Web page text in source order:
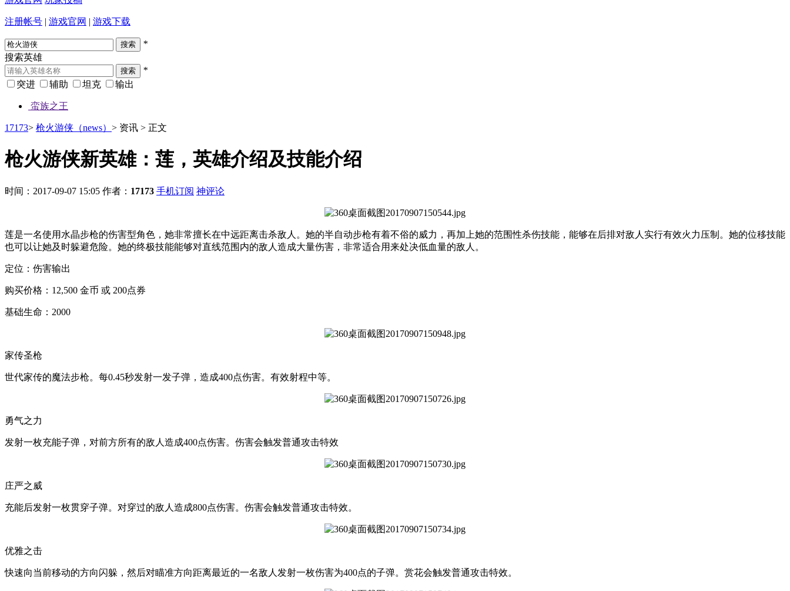
注册帐号 | 游戏官网 | 游戏下载
*
搜索英雄
*
突进
辅助 坦克 输出
蛮族之王
17173> 枪火游侠（news） > 资讯 > 正文
枪火游侠新英雄：莲，英雄介绍及技能介绍
时间：2017-09-07 15:05 作者： 17173 手机订阅 神评论
莲是一名使用水晶步枪的伤害型角色，她非常擅长在中远距离击杀敌人。她的半自动步枪有着不俗的威力，再加上她的范围性杀伤技能，能够在后排对敌人实行有效火力压制。她的位移技能
也可以让她及时躲避危险。她的终极技能能够对直线范围内的敌人造成大量伤害，非常适合用来处决低血量的敌人。
定位：伤害输出
购买价格：12,500 金币 或 200点券
基础生命：2000
家传圣枪
世代家传的魔法步枪。每0.45秒发射一发子弹，造成400点伤害。有效射程中等。
勇气之力
发射一枚充能子弹，对前方所有的敌人造成400点伤害。伤害会触发普通攻击特效
庄严之威
充能后发射一枚贯穿子弹。对穿过的敌人造成800点伤害。伤害会触发普通攻击特效。
优雅之击
快速向当前移动的方向闪躲，然后对瞄准方向距离最近的一名敌人发射一枚伤害为400点的子弹。赏花会触发普通攻击特效。